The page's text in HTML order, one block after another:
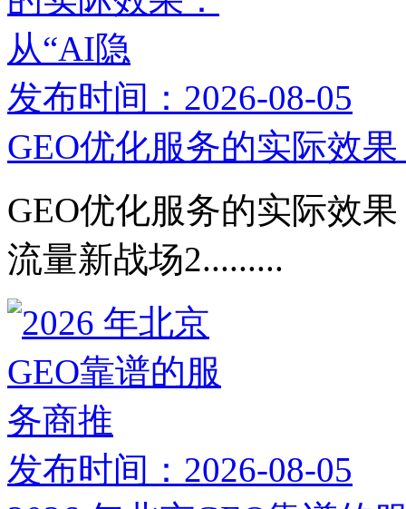
发布时间：2026-08-05
GEO优化服务的实际效
GEO优化服务的实际效
流量新战场2.........
发布时间：2026-08-05